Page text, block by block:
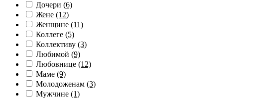
Дочери (6)
Жене (12)
Женщине (11)
Коллеге (5)
Коллективу (3)
Любимой (9)
Любовнице (12)
Маме (9)
Молодоженам (3)
Мужчине (1)